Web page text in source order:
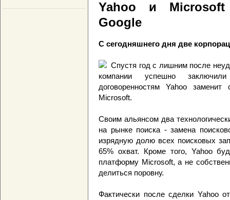
Yahoo и Microsoft
Google
С сегодняшнего дня две
Спустя год с лишним после
компании успешно
договоренностям Yahoo
Microsoft.
Своим альянсом два
на рынке поиска - замена
изрядную долю всех поисковых
65% охват. Кроме того, Yahoo
платформу Microsoft, а не
делиться поровну.
Фактически после сделки Yahoo